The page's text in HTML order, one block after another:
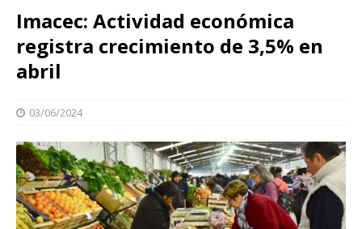
Imacec: Actividad económica
registra crecimiento de 3,5% en
abril
03/06/2024